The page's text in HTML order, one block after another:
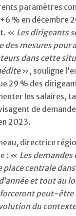
paramètres
% en décembre
« Les dirigeants
des mesures pour
dans cette
», souligne
29 % des
les salaires,
de
2023.
directrice
: « Les
place centrale
et tout au
peut-être
du